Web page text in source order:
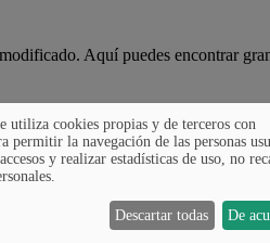
Aquí puedes encontrar
utiliza cookies propias y de terceros con
permitir la navegación de las personas
y realizar estadísticas de uso, no
Descartar todas De